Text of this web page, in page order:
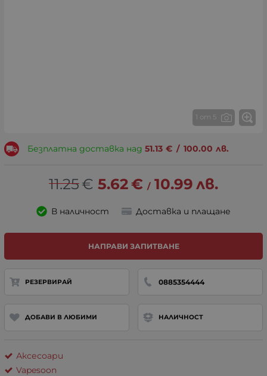
1 от 5
Безплатна доставка над 51.13 € / 100.00 лв.
11.25€ 5.62€ / 10.99 лв.
В наличност Доставка и плащане
НАПРАВИ ЗАПИТВАНЕ
РЕЗЕРВИРАЙ 0885354444
ДОБАВИ В ЛЮБИМИ НАЛИЧНОСТ
Аксесоари
Vapesoon